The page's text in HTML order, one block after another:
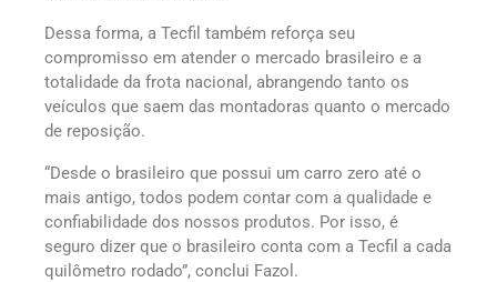
Dessa forma, a Tecfil também reforça seu
compromisso em atender o mercado brasileiro e a
totalidade da frota nacional, abrangendo tanto os
veículos que saem das montadoras quanto o mercado
de reposição.
“Desde o brasileiro que possui um carro zero até o
mais antigo, todos podem contar com a qualidade e
confiabilidade dos nossos produtos. Por isso, é
seguro dizer que o brasileiro conta com a Tecfil a cada
quilômetro rodado”, conclui Fazol.